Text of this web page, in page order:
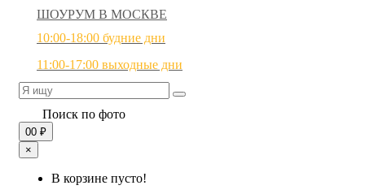
ШОУРУМ В МОСКВЕ
10:00-18:00 будние дни
11:00-17:00 выходные дни
Поиск по фото
00 ₽
×
В корзине пусто!